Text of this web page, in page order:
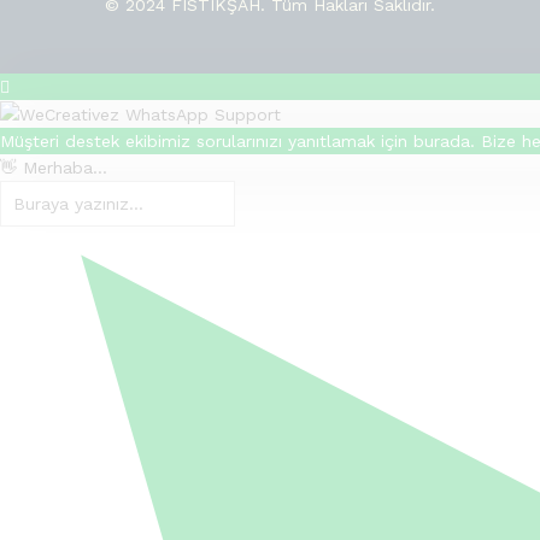
© 2024 FISTIKŞAH. Tüm Hakları Saklıdır.
Müşteri destek ekibimiz sorularınızı yanıtlamak için burada. Bize
👋 Merhaba...